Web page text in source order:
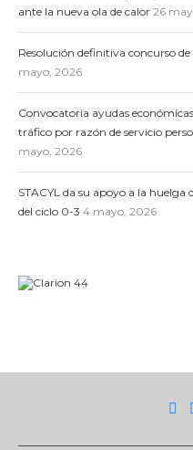
ante la nueva ola de calor 26
Resolución definitiva concurso
mayo, 2026
Convocatoria ayudas
tráfico por razón de servicio
mayo, 2026
STACYL da su apoyo a la huelga
del ciclo 0-3 4 mayo, 2026